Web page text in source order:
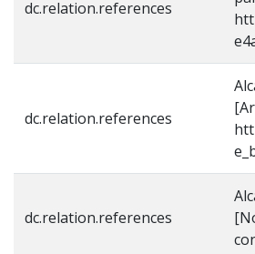
dc.relation.references
dc.relation.references
dc.relation.references